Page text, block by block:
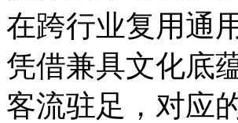
在跨行业复用通
凭借兼具文化底
客流驻足，对应